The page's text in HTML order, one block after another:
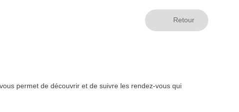
permet de découvrir et de suivre les rendez-vous qui